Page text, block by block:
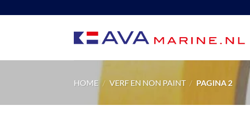
naar
HOME / VERF EN NON PAINT / PAGINA 2